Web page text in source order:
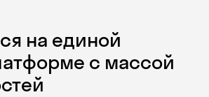
на единой
с массой